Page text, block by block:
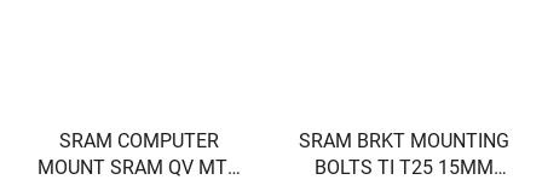
SRAM COMPUTER
MOUNT SRAM QV MTB
SRAM BRKT MOUNTING
BOLTS TI T25 15MM